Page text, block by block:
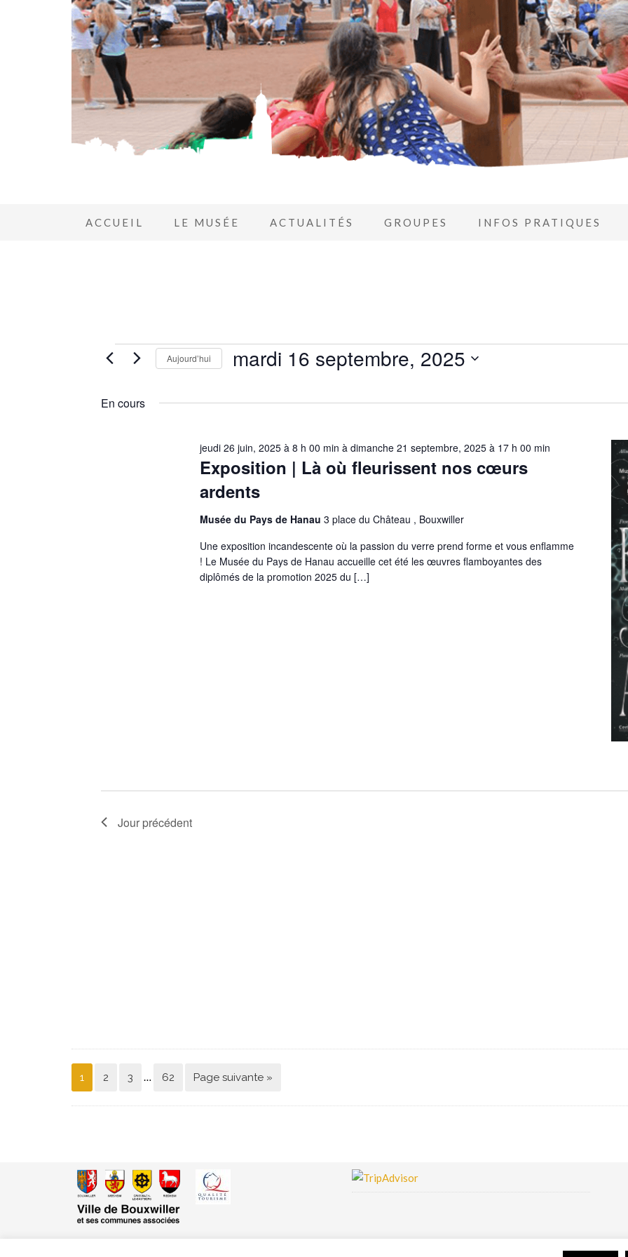
ACCUEIL LE MUSÉE ACTUALITÉS GROUPES INFOS PRATIQUES
Aujourd’hui mardi 16 septembre, 2025
En cours
Exposition | Là où fleurissent nos cœurs
ardents
jeudi 26 juin, 2025 à 8 h 00 min àdimanche 21 septembre, 2025 à 17 h 00 min
Musée du Pays de Hanau3 place du Château , Bouxwiller
Une exposition incandescente où la passion du verre prend forme et vous enflamme
! Le Musée du Pays de Hanau accueille cet été les œuvres flamboyantes des
diplômés de la promotion 2025 du […]
Jour précédent
1 2 3 … 62 Page suivante »